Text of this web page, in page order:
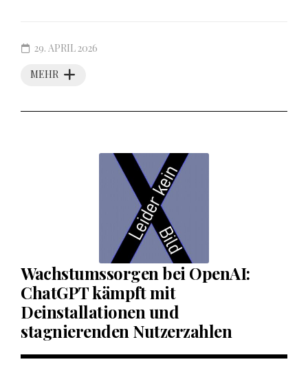
MEHR
29. APRIL 2026
Wachstumssorgen bei OpenAI:
ChatGPT kämpft mit
Deinstallationen und
stagnierenden Nutzerzahlen